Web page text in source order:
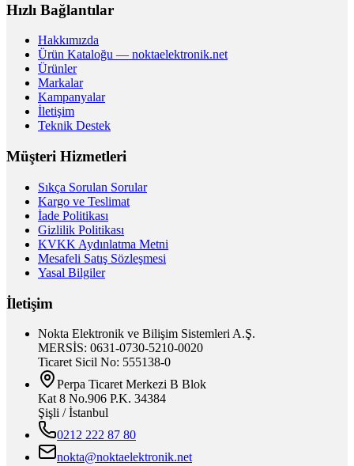
Hızlı Bağlantılar
Hakkımızda
Ürün Kataloğu — noktaelektronik.net
Ürünler
Markalar
Kampanyalar
İletişim
Teknik Destek
Müşteri Hizmetleri
Sıkça Sorulan Sorular
Kargo ve Teslimat
İade Politikası
Gizlilik Politikası
KVKK Aydınlatma Metni
Mesafeli Satış Sözleşmesi
Yasal Bilgiler
İletişim
Nokta Elektronik ve Bilişim Sistemleri A.Ş.
MERSİS: 0631-0730-5210-0020
Ticaret Sicil No: 555138-0
Perpa Ticaret Merkezi B Blok
Kat 8 No.906 P.K. 34384
Şişli / İstanbul
0212 222 87 80
nokta@noktaelektronik.net